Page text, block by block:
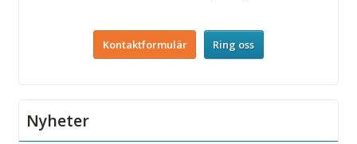
Kontaktformulär Ring oss
Nyheter